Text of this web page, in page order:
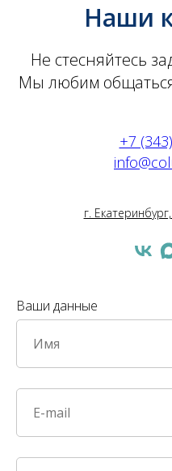
Наши
Не стесняйтесь
Мы любим
+7
г.
Ваши данные